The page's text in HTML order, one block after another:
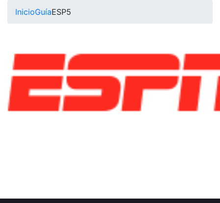
InicioGuíaESP5